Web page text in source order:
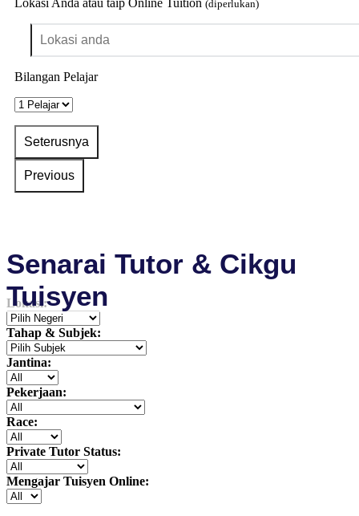
(diperlukan)
Bilangan Pelajar
Senarai Tutor & Cikgu
Tuisyen
Lokasi:
Tahap & Subjek:
Jantina:
Pekerjaan:
Race:
Private Tutor Status:
Mengajar Tuisyen Online: